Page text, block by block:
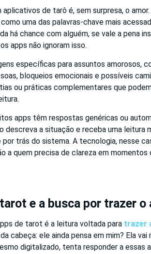
de tarô é, sem surpresa, o
uma das palavras-chave mais
há chance com alguém, se vale a pena
apps não ignoram isso.
específicas para assuntos amorosos,
bloqueios emocionais e possíveis
ou práticas complementares que
apps têm respostas genéricas ou
descreva a situação e receba uma leitura
trás do sistema. A tecnologia, nesse
a quem precisa de clareza em momentos
e a busca por trazer
de tarot é a leitura voltada para trazer
cabeça: ele ainda pensa em mim? Ela
digitalizado, tenta responder a essas